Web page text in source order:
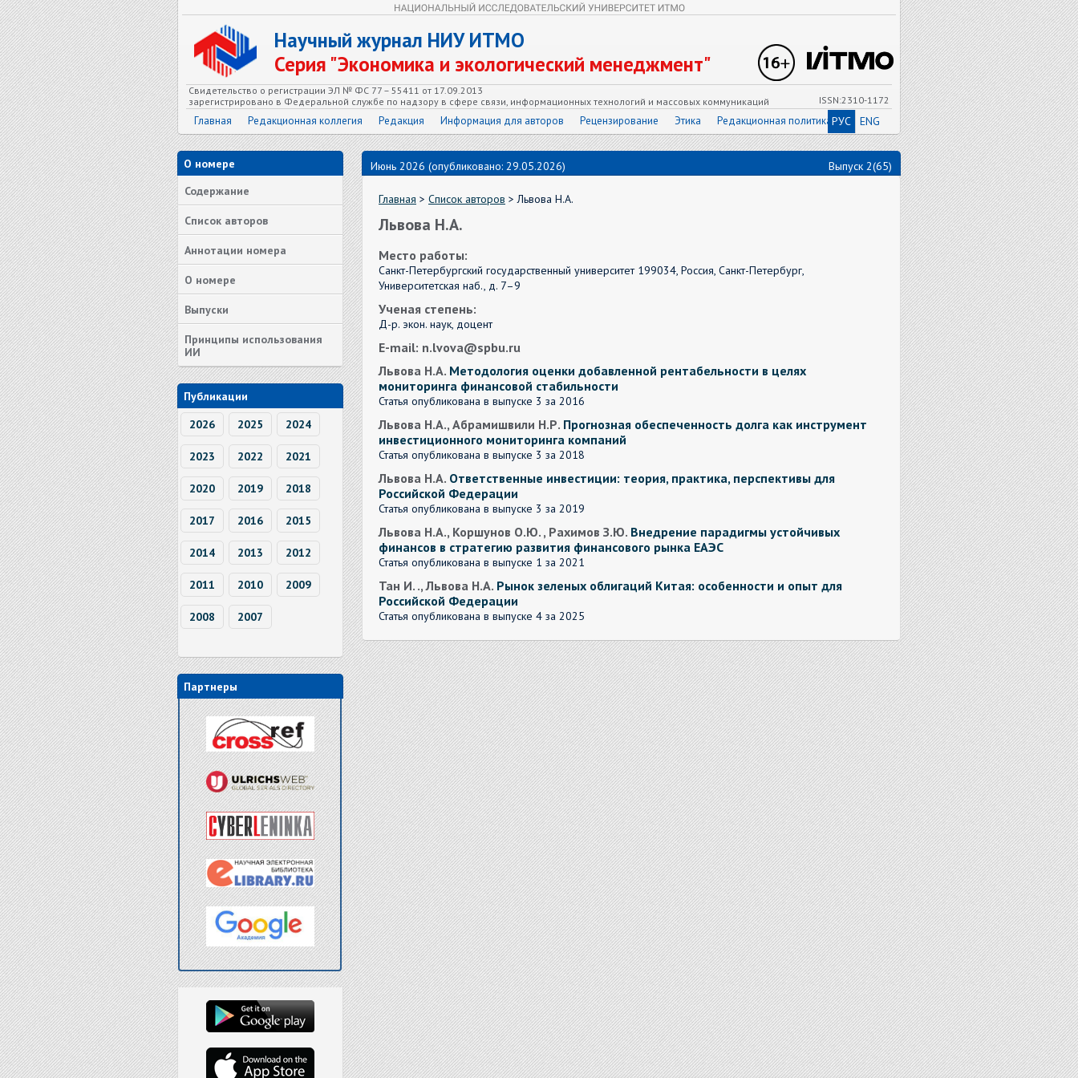
Научный журнал НИУ ИТМО
Серия "Экономика и экологический менеджмент"
Свидетельство о регистрации ЭЛ № ФС 77 – 55411 от 17.09.2013
зарегистрировано в Федеральной службе по надзору в сфере связи, информационных технологий и массовых коммуникаций
ISSN:2310-1172
Главная Редакционная коллегия Редакция Информация для авторов Рецензирование Этика Редакционная политика РУС ENG
О номере
Содержание
Список авторов
Аннотации номера
О номере
Выпуски
Принципы использования
ИИ
Публикации
2026
2025 2024
2023 2022 2021
2020 2019 2018
2017 2016 2015
2014 2013 2012
2011 2010 2009
2008 2007
Партнеры
Июнь 2026 (опубликовано: 29.05.2026) Выпуск 2(65)
Главная > Список авторов > Львова Н.А.
Львова Н.А.
Место работы:
Санкт-Петербургский государственный университет 199034, Россия, Санкт-Петербург,
Университетская наб., д. 7–9
Ученая степень:
Д-р. экон. наук, доцент
E-mail: n.lvova@spbu.ru
Львова Н.А. Методология оценки добавленной рентабельности в целях
мониторинга финансовой стабильности
Статья опубликована в выпуске 3 за 2016
Львова Н.А., Абрамишвили Н.Р. Прогнозная обеспеченность долга как инструмент
инвестиционного мониторинга компаний
Статья опубликована в выпуске 3 за 2018
Львова Н.А. Ответственные инвестиции: теория, практика, перспективы для
Российской Федерации
Статья опубликована в выпуске 3 за 2019
Львова Н.А., Коршунов О.Ю. , Рахимов З.Ю. Внедрение парадигмы устойчивых
финансов в стратегию развития финансового рынка ЕАЭС
Статья опубликована в выпуске 1 за 2021
Тан И. ., Львова Н.А. Рынок зеленых облигаций Китая: особенности и опыт для
Российской Федерации
Статья опубликована в выпуске 4 за 2025